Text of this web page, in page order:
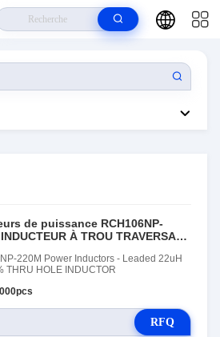
de puissance RCH106NP-
À TROU TRAVERSANT
220M Power Inductors - Leaded 22uH
THRU HOLE INDUCTOR
RFQ